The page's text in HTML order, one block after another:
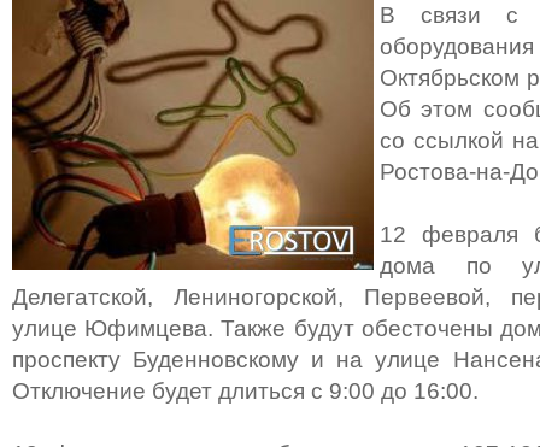
В связи с
Октябрьском
Об этом
со ссылкой
Ростова-на-
12 февраля
дома по
Делегатской, Лениногорской, Первеевой,
улице Юфимцева. Также будут обесточены
проспекту Буденновскому и на улице
Отключение будет длиться с 9:00 до 16:00.